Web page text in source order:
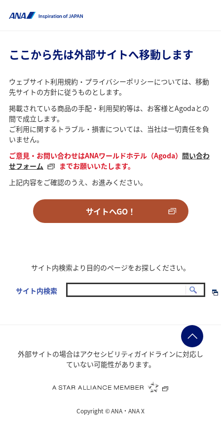
ここから先は外部サイトへ移動します
ウェブサイト利用規約・プライバシーポリシーについては、移動
先サイトの方針に従うものとします。
掲載されている商品の手配・利用契約等は、お客様とAgodaとの
間で成立します。
ご利用に関するトラブル・損害については、当社は一切責任を負
いません。
ご意見・お問い合わせはANAワールドホテル（Agoda） 問い合わ
せフォーム
までお願いいたします。
上記内容をご確認のうえ、お進みください。
サイトへGO！
サイト内検索より目的のページをお探しください。
サイト内検索
外部サイトの場合はアクセシビリティガイドラインに対応し
ていない可能性があります。
Copyright ©ANA・ANA X